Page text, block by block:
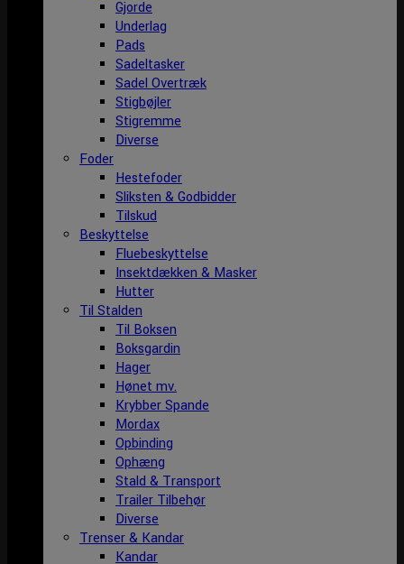
Gjorde
Underlag
Pads
Sadeltasker
Sadel Overtræk
Stigbøjler
Stigremme
Diverse
Foder
Hestefoder
Sliksten & Godbidder
Tilskud
Beskyttelse
Fluebeskyttelse
Insektdækken & Masker
Hutter
Til Stalden
Til Boksen
Boksgardin
Hager
Hønet mv.
Krybber Spande
Mordax
Opbinding
Ophæng
Stald & Transport
Trailer Tilbehør
Diverse
Trenser & Kandar
Kandar